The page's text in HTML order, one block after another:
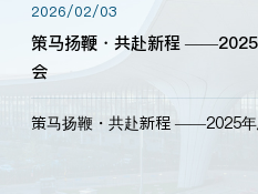
2026/02/03
策马扬鞭・共赴新程
会
策马扬鞭・共赴新程 ——2025